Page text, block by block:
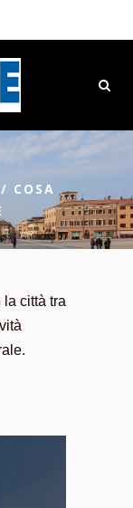
/ COSA
città tra